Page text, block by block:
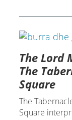
The Lord
The
Square
The
Square